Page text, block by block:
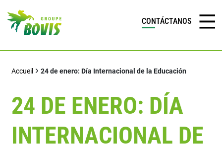
CONTÁCTANOS
Accueil 24 de enero: Día Internacional de la Educación
24 DE ENERO: DÍA
INTERNACIONAL DE